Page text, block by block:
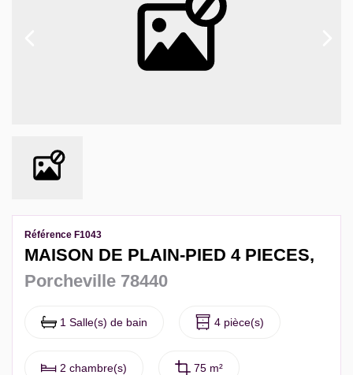
Notre Agence
Extranet Gestion
Référence F1043
MAISON DE PLAIN-PIED 4 PIECES,
Porcheville 78440
1 Salle(s) de bain 4 pièce(s)
2 chambre(s) 75 m²